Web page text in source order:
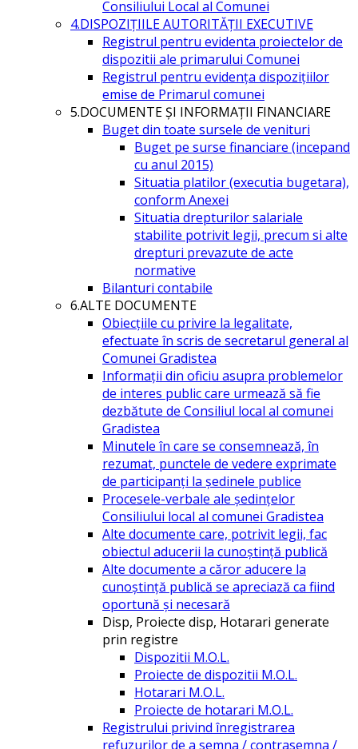
Consiliului Local al Comunei
4.DISPOZIŢIILE AUTORITĂŢII EXECUTIVE
Registrul pentru evidenta proiectelor de
dispozitii ale primarului Comunei
Registrul pentru evidența dispozițiilor
emise de Primarul comunei
5.DOCUMENTE ŞI INFORMAŢII FINANCIARE
Buget din toate sursele de venituri
Buget pe surse financiare (incepand
cu anul 2015)
Situatia platilor (executia bugetara),
conform Anexei
Situatia drepturilor salariale
stabilite potrivit legii, precum si alte
drepturi prevazute de acte
normative
Bilanturi contabile
6.ALTE DOCUMENTE
Obiecțiile cu privire la legalitate,
efectuate în scris de secretarul general al
Comunei Gradistea
Informații din oficiu asupra problemelor
de interes public care urmează să fie
dezbătute de Consiliul local al comunei
Gradistea
Minutele în care se consemnează, în
rezumat, punctele de vedere exprimate
de participanți la ședinele publice
Procesele-verbale ale ședințelor
Consiliului local al comunei Gradistea
Alte documente care, potrivit legii, fac
obiectul aducerii la cunoștință publică
Alte documente a căror aducere la
cunoștință publică se apreciază ca fiind
oportună și necesară
Disp, Proiecte disp, Hotarari generate
prin registre
Dispozitii M.O.L.
Proiecte de dispozitii M.O.L.
Hotarari M.O.L.
Proiecte de hotarari M.O.L.
Registrului privind înregistrarea
refuzurilor de a semna / contrasemna /